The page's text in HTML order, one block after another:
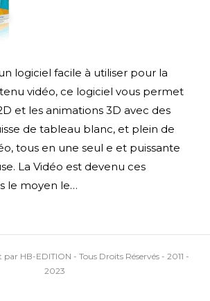
logiciel facile à utiliser pour la
vidéo, ce logiciel vous permet
et les animations 3D avec des
de tableau blanc, et plein de
tous en une seul e et puissante
La Vidéo est devenu ces
le moyen le…
HB-EDITION - Tous Droits Réservés - 2011 -
2023